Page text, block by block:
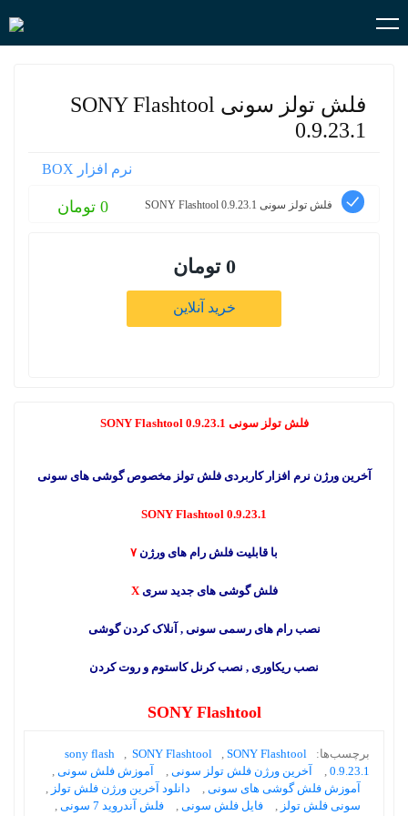
فلش تولز سونی SONY Flashtool
0.9.23.1
نرم افزار BOX
فلش تولز سونی SONY Flashtool 0.9.23.1 0 تومان
0 تومان
خرید آنلاین
فلش تولز سونی SONY Flashtool 0.9.23.1
آخرین ورژن نرم افزار کاربردی فلش تولز مخصوص گوشی های سونی
SONY Flashtool 0.9.23.1
با قابلیت فلش رام های ورژن۷
فلش گوشی های جدید سریX
نصب رام های رسمی سونی , آنلاک کردن گوشی
نصب ریکاوری , نصب کرنل کاستوم و روت کردن
SONY Flashtool
برچسب‌ها: sony flash , SONY Flashtool , SONY Flashtool
0.9.23.1
, آخرین ورژن فلش تولز سونی , آموزش فلش سونی ,
آموزش فلش گوشی های سونی , دانلود آخرین ورژن فلش تولز ,
سونی فلش تولز , فایل فلش سونی , فلش آندروید 7 سونی ,